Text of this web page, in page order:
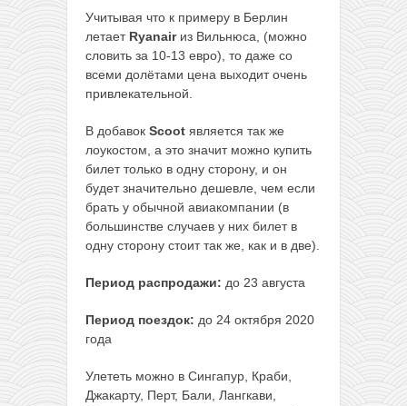
Учитывая что к примеру в Берлин
летает Ryanairиз Вильнюса, (можно
словить за 10-13 евро), то даже со
всеми долётами цена выходит очень
привлекательной.
В добавок Scoot является так же
лоукостом, а это значит можно купить
билет только в одну сторону, и он
будет значительно дешевле, чем если
брать у обычной авиакомпании (в
большинстве случаев у них билет в
одну сторону стоит так же, как и в две).
Период распродажи: до 23 августа
Период поездок: до 24 октября 2020
года
Улететь можно в Сингапур, Краби,
Джакарту, Перт, Бали, Лангкави,
для
членов
WDC или
от 17,5€